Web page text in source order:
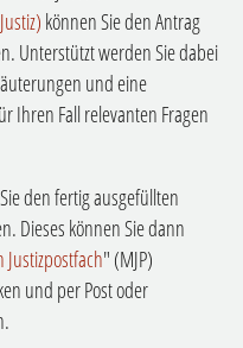
können Sie den Antrag
Unterstützt werden Sie dabei
und eine
Ihren Fall relevanten Fragen
den fertig ausgefüllten
Dieses können Sie dann
Justizpostfach" (MJP)
und per Post oder